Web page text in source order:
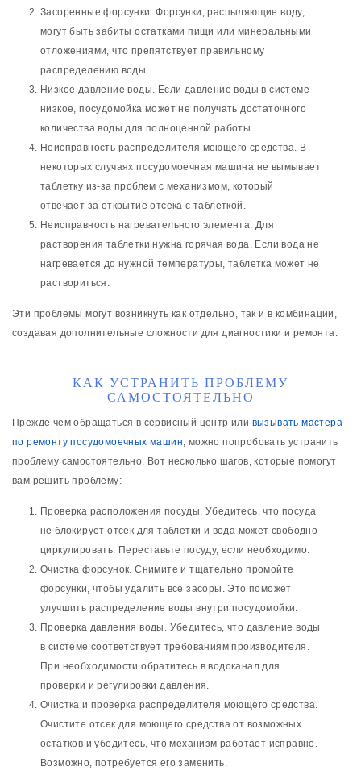
Засоренные форсунки. Форсунки, распыляющие воду,
могут быть забиты остатками пищи или минеральными
отложениями, что препятствует правильному
распределению воды.
Низкое давление воды. Если давление воды в системе
низкое, посудомойка может не получать достаточного
количества воды для полноценной работы.
Неисправность распределителя моющего средства. В
некоторых случаях посудомоечная машина не вымывает
таблетку из-за проблем с механизмом, который
отвечает за открытие отсека с таблеткой.
Неисправность нагревательного элемента. Для
растворения таблетки нужна горячая вода. Если вода не
нагревается до нужной температуры, таблетка может не
раствориться.
Эти проблемы могут возникнуть как отдельно, так и в комбинации,
создавая дополнительные сложности для диагностики и ремонта.
КАК УСТРАНИТЬ ПРОБЛЕМУ
САМОСТОЯТЕЛЬНО
Прежде чем обращаться в сервисный центр или вызывать мастера
по ремонту посудомоечных машин, можно попробовать устранить
проблему самостоятельно. Вот несколько шагов, которые помогут
вам решить проблему:
Проверка расположения посуды. Убедитесь, что посуда
не блокирует отсек для таблетки и вода может свободно
циркулировать. Переставьте посуду, если необходимо.
Очистка форсунок. Снимите и тщательно промойте
форсунки, чтобы удалить все засоры. Это поможет
улучшить распределение воды внутри посудомойки.
Проверка давления воды. Убедитесь, что давление воды
в системе соответствует требованиям производителя.
При необходимости обратитесь в водоканал для
проверки и регулировки давления.
Очистка и проверка распределителя моющего средства.
Очистите отсек для моющего средства от возможных
остатков и убедитесь, что механизм работает исправно.
Возможно, потребуется его заменить.